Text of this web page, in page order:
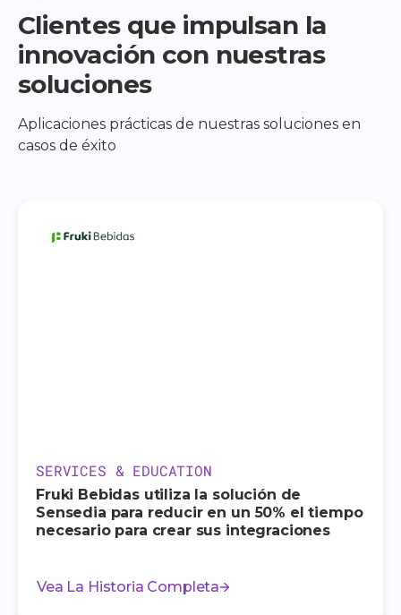
Clientes que impulsan la
innovación con nuestras
soluciones
Aplicaciones prácticas de nuestras soluciones en
casos de éxito
SERVICES & EDUCATION
Fruki Bebidas utiliza la solución de
Sensedia para reducir en un 50% el tiempo
necesario para crear sus integraciones
Vea La Historia Completa